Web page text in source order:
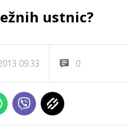
ustnic?
09.33 0